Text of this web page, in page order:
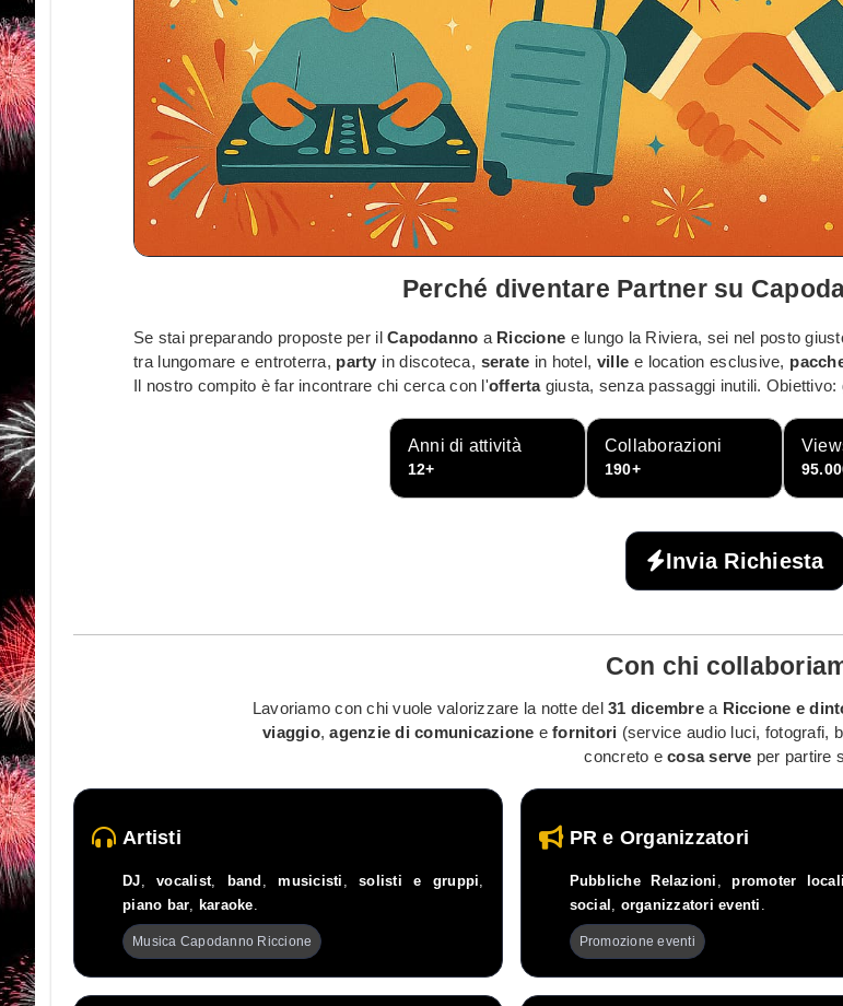
Perché diventare Partnersu
Se stai preparando proposte per ilCapodanno a Riccione e lungo la Riviera, sei nel posto
tra lungomare e entroterra, party in discoteca, serate in hotel, ville e location esclusive,
Il nostro compito è far incontrare chi cerca con l'offertagiusta, senza passaggi inutili. Obiettivo:
Anni di attività
12+
Collaborazioni
190+
Invia Richiesta
Con chi
Lavoriamo con chi vuole valorizzare la notte del31 dicembrea Riccione e
viaggio,agenzie di comunicazione e fornitori (service audio luci, fotografi,
concreto ecosa serve per partire
Artisti
DJ ,vocalist, band ,musicisti ,solisti e gruppi
piano bar
karaoke
Musica Capodanno Riccione
PR e Organizzatori
Pubbliche Relazioni ,promoter locali
social
organizzatori eventi
Promozione eventi